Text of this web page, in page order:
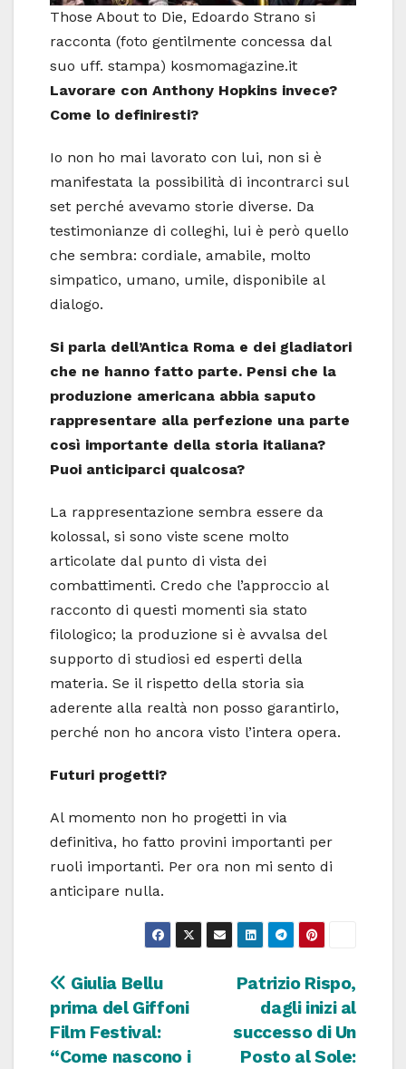
Those About to Die, Edoardo Strano si
racconta (foto gentilmente concessa dal
suo uff. stampa) kosmomagazine.it
Lavorare con Anthony Hopkins invece?
Come lo definiresti?
Io non ho mai lavorato con lui, non si è
manifestata la possibilità di incontrarci sul
set perché avevamo storie diverse. Da
testimonianze di colleghi, lui è però quello
che sembra: cordiale, amabile, molto
simpatico, umano, umile, disponibile al
dialogo.
Si parla dell’Antica Roma e dei gladiatori
che ne hanno fatto parte. Pensi che la
produzione americana abbia saputo
rappresentare alla perfezione una parte
così importante della storia italiana?
Puoi anticiparci qualcosa?
La rappresentazione sembra essere da
kolossal, si sono viste scene molto
articolate dal punto di vista dei
combattimenti. Credo che l’approccio al
racconto di questi momenti sia stato
filologico; la produzione si è avvalsa del
supporto di studiosi ed esperti della
materia. Se il rispetto della storia sia
aderente alla realtà non posso garantirlo,
perché non ho ancora visto l’intera opera.
Futuri progetti?
Al momento non ho progetti in via
definitiva, ho fatto provini importanti per
ruoli importanti. Per ora non mi sento di
anticipare nulla.
Navigazione
articoli
Patrizio Rispo,
dagli inizi al
successo di Un
Posto al Sole:
Giulia Bellu
prima del Giffoni
Film Festival:
“Come nascono i